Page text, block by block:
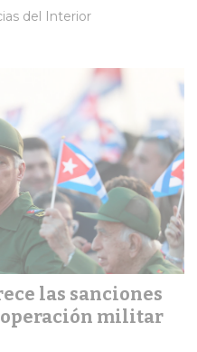
del Interior
las sanciones
militar